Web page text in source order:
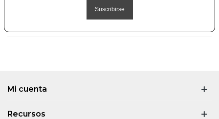
Mi cuenta
Recursos